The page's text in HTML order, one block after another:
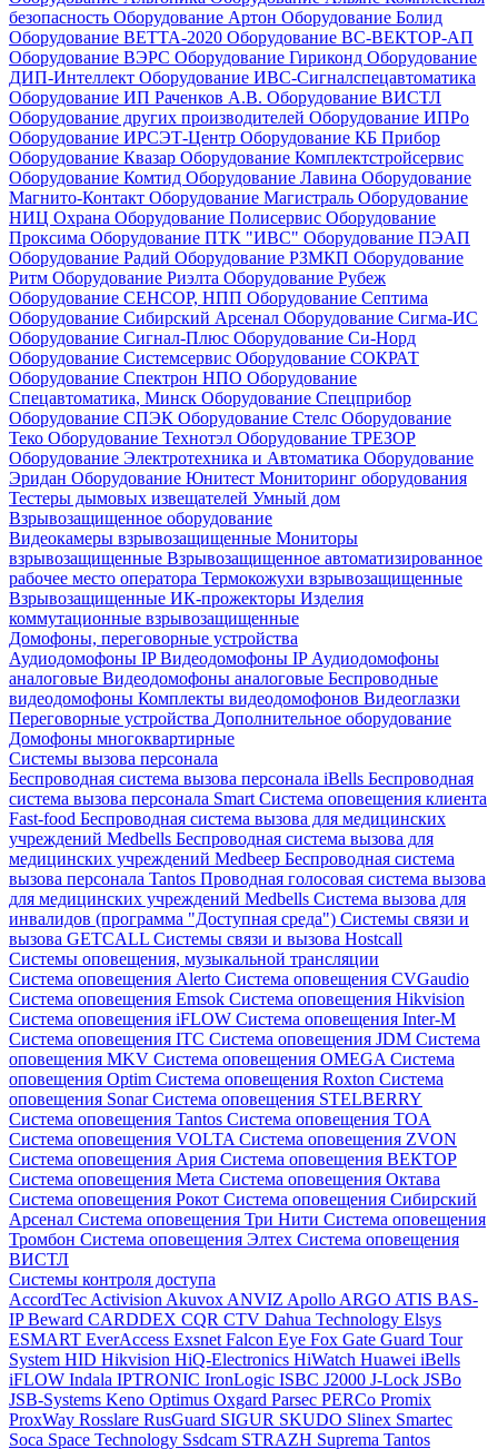
безопасность Оборудование Артон Оборудование Болид
Оборудование ВЕТТА-2020 Оборудование ВС-ВЕКТОР-АП
Оборудование ВЭРС Оборудование Гириконд Оборудование
ДИП-Интеллект Оборудование ИВС-Сигналспецавтоматика
Оборудование ИП Раченков А.В. Оборудование ВИСТЛ
Оборудование других производителей Оборудование ИПРо
Оборудование ИРСЭТ-Центр Оборудование КБ Прибор
Оборудование Квазар Оборудование Комплектстройсервис
Оборудование Комтид Оборудование Лавина Оборудование
Магнито-Контакт Оборудование Магистраль Оборудование
НИЦ Охрана Оборудование Полисервис Оборудование
Проксима Оборудование ПТК "ИВС" Оборудование ПЭАП
Оборудование Радий Оборудование РЗМКП Оборудование
Ритм Оборудование Риэлта Оборудование Рубеж
Оборудование СЕНСОР, НПП Оборудование Септима
Оборудование Сибирский Арсенал Оборудование Сигма-ИС
Оборудование Сигнал-Плюс Оборудование Си-Норд
Оборудование Системсервис Оборудование СОКРАТ
Оборудование Спектрон НПО Оборудование
Спецавтоматика, Минск Оборудование Спецприбор
Оборудование СПЭК Оборудование Стелс Оборудование
Теко Оборудование Технотэл Оборудование ТРЕЗОР
Оборудование Электротехника и Автоматика Оборудование
Эридан Оборудование Юнитест Мониторинг оборудования
Тестеры дымовых извещателей Умный дом
Взрывозащищенное оборудование
Видеокамеры взрывозащищенные Мониторы
взрывозащищенные Взрывозащищенное автоматизированное
рабочее место оператора Термокожухи взрывозащищенные
Взрывозащищенные ИК-прожекторы Изделия
коммутационные взрывозащищенные
Домофоны, переговорные устройства
Аудиодомофоны IPВидеодомофоны IP Аудиодомофоны
аналоговые Видеодомофоны аналоговые Беспроводные
видеодомофоны Комплекты видеодомофонов Видеоглазки
Переговорные устройства Дополнительное оборудование
Домофоны многоквартирные
Системы вызова персонала
Беспроводная система вызова персонала iBells Беспроводная
система вызова персонала Smart Система оповещения клиента
Fast-food Беспроводная система вызова для медицинских
учреждений Medbells Беспроводная система вызова для
медицинских учреждений Medbeep Беспроводная система
вызова персонала Tantos Проводная голосовая система вызова
для медицинских учреждений Medbells Система вызова для
инвалидов (программа "Доступная среда") Системы связи и
вызова GETCALL Системы связи и вызова Hostcall
Системы оповещения, музыкальной трансляции
Система оповещения Alerto Система оповещения CVGaudio
Система оповещения Emsok Система оповещения Hikvision
Система оповещения iFLOW Система оповещения Inter-M
Система оповещения ITC Система оповещения JDM Система
оповещения MKV Система оповещения OMEGA Система
оповещения Optim Система оповещения Roxton Система
оповещения SonarСистема оповещения STELBERRY
Система оповещения Tantos Система оповещения TOA
Система оповещения VOLTA Система оповещения ZVON
Система оповещения Ария Система оповещения ВЕКТОР
Система оповещения Мета Система оповещения Октава
Система оповещения Рокот Система оповещения Сибирский
Арсенал Система оповещения Три Нити Система оповещения
Тромбон Система оповещения Элтех Система оповещения
ВИСТЛ
Системы контроля доступа
AccordTec Activision Akuvox ANVIZ Apollo ARGO ATIS BAS-
IPBeward CARDDEX CQR CTV Dahua Technology Elsys
ESMART EverAccess Exsnet Falcon Eye Fox Gate Guard Tour
System HID Hikvision HiQ-Electronics HiWatch Huawei iBells
iFLOW Indala IPTRONIC IronLogic ISBC J2000 J-Lock JSBo
JSB-Systems Keno Optimus Oxgard Parsec PERCo Promix
ProxWay Rosslare RusGuard SIGUR SKUDO Slinex Smartec
Soca Space Technology Ssdcam STRAZH Suprema Tantos